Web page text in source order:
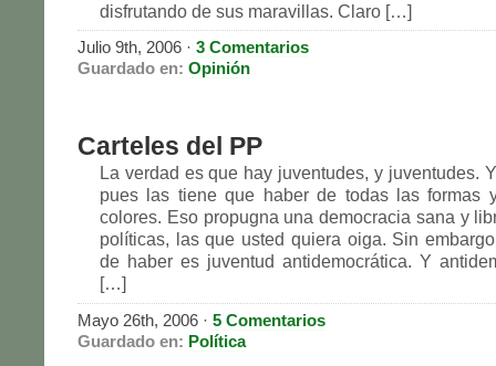
disfrutando de sus maravillas. Claro […]
Julio 9th, 2006 · 3 Comentarios
Guardado en: Opinión
Carteles del PP
La verdad es que hay juventudes, y juventudes.
pues las tiene que haber de todas las formas
colores. Eso propugna una democracia sana y
políticas, las que usted quiera oiga. Sin
de haber es juventud antidemocrática. Y
[…]
Mayo 26th, 2006 · 5 Comentarios
Guardado en: Política